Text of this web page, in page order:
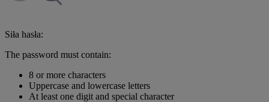
Siła hasła:
The password must contain:
8 or more characters
Uppercase and lowercase letters
At least one digit and special character